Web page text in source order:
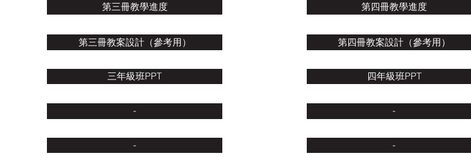
第三冊教學進度
第三冊教案設計（參考用）
三年級班PPT
-
-
第四冊教學進度
第四冊教案設計（參考用）
四年級班PPT
-
-